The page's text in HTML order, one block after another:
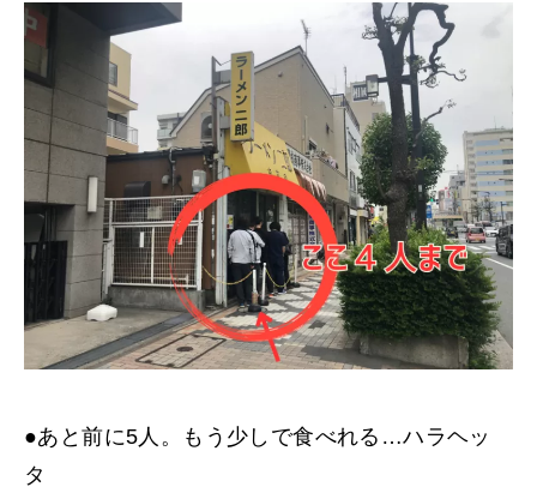
●あと前に5人。もう少しで食べれる…ハラヘッ
タ